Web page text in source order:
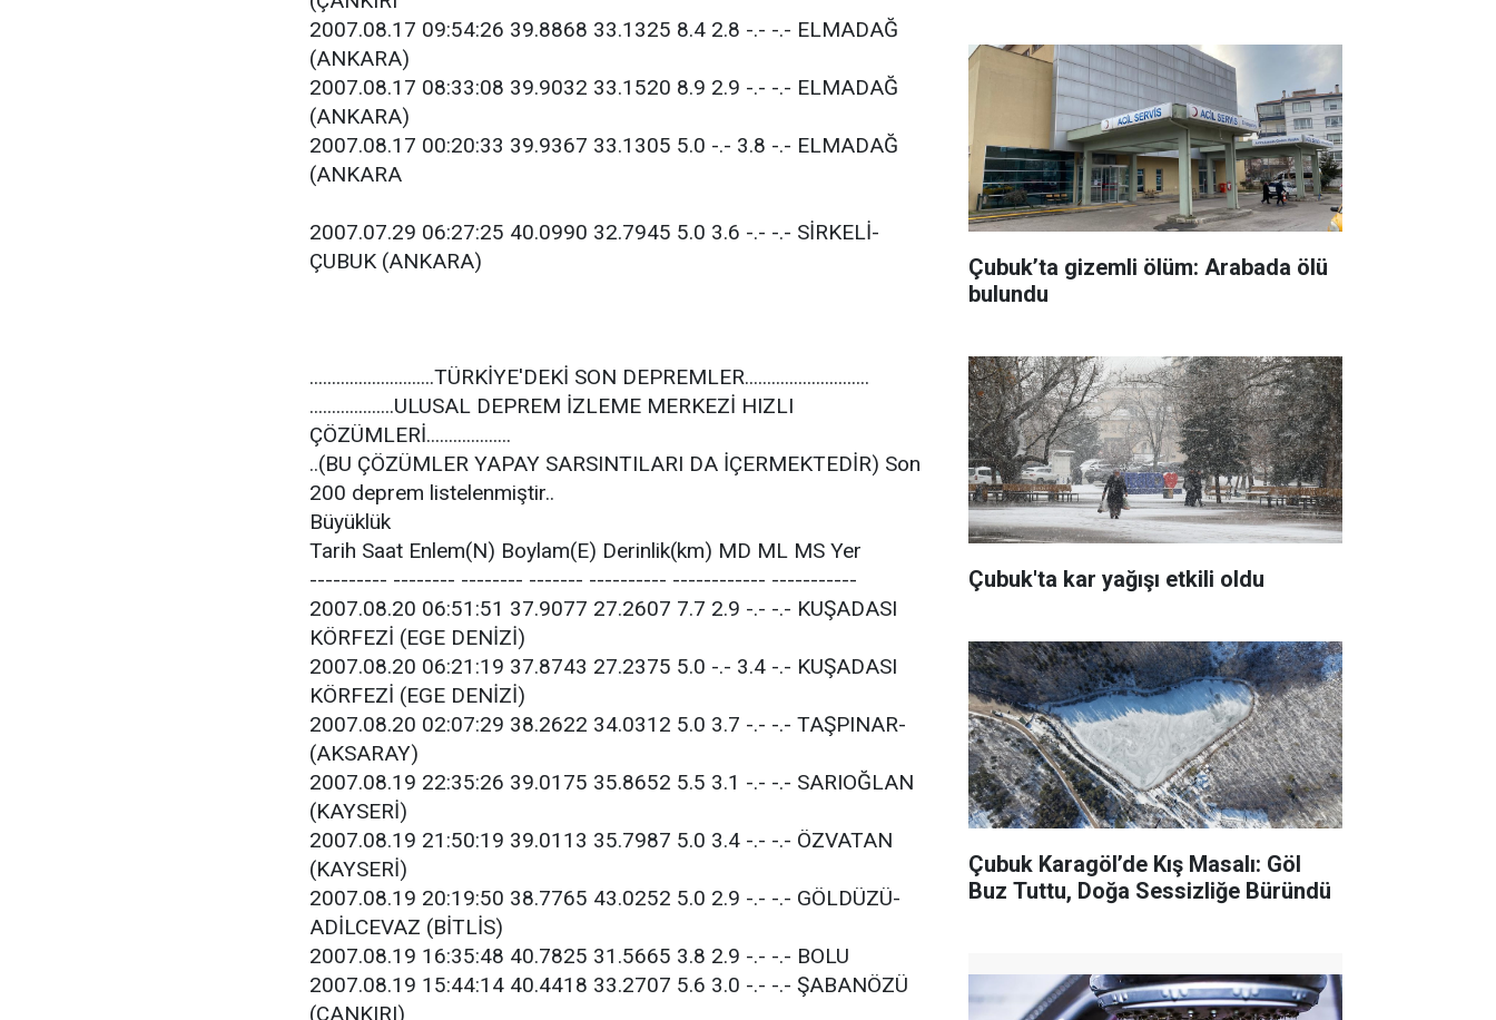
2007.08.17 09:54:26 39.8868 33.1325 8.4 2.8 -.- -.- ELMADAĞ
(ANKARA)
2007.08.17 08:33:08 39.9032 33.1520 8.9 2.9 -.- -.- ELMADAĞ
(ANKARA)
2007.08.17 00:20:33 39.9367 33.1305 5.0 -.- 3.8 -.- ELMADAĞ
(ANKARA
2007.07.29 06:27:25 40.0990 32.7945 5.0 3.6 -.- -.- SİRKELİ-
ÇUBUK (ANKARA)
............................TÜRKİYE'DEKİ SON DEPREMLER............................
...................ULUSAL DEPREM İZLEME MERKEZİ HIZLI
ÇÖZÜMLERİ...................
..(BU ÇÖZÜMLER YAPAY SARSINTILARI DA İÇERMEKTEDİR) Son
200 deprem listelenmiştir..
Büyüklük
Tarih Saat Enlem(N) Boylam(E) Derinlik(km) MD ML MS Yer
---------- -------- -------- ------- ---------- ------------ -----------
2007.08.20 06:51:51 37.9077 27.2607 7.7 2.9 -.- -.- KUŞADASI
KÖRFEZİ (EGE DENİZİ)
2007.08.20 06:21:19 37.8743 27.2375 5.0 -.- 3.4 -.- KUŞADASI
KÖRFEZİ (EGE DENİZİ)
2007.08.20 02:07:29 38.2622 34.0312 5.0 3.7 -.- -.- TAŞPINAR-
(AKSARAY)
2007.08.19 22:35:26 39.0175 35.8652 5.5 3.1 -.- -.- SARIOĞLAN
(KAYSERİ)
2007.08.19 21:50:19 39.0113 35.7987 5.0 3.4 -.- -.- ÖZVATAN
(KAYSERİ)
2007.08.19 20:19:50 38.7765 43.0252 5.0 2.9 -.- -.- GÖLDÜZÜ-
ADİLCEVAZ (BİTLİS)
2007.08.19 16:35:48 40.7825 31.5665 3.8 2.9 -.- -.- BOLU
2007.08.19 15:44:14 40.4418 33.2707 5.6 3.0 -.- -.- ŞABANÖZÜ
(ÇANKIRI)
Çubuk’ta gizemli ölüm: Arabada ölü
bulundu
Çubuk'ta kar yağışı etkili oldu
Çubuk Karagöl’de Kış Masalı: Göl
Buz Tuttu, Doğa Sessizliğe Büründü